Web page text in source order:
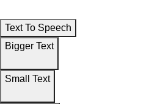
Text To Speech
Bigger Text
Small Text